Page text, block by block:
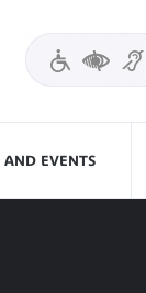
AND EVENTS